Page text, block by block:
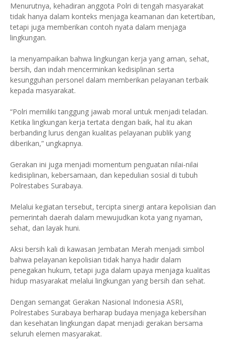
Menurutnya, kehadiran anggota Polri di tengah masyarakat
tidak hanya dalam konteks menjaga keamanan dan ketertiban,
tetapi juga memberikan contoh nyata dalam menjaga
lingkungan.
Ia menyampaikan bahwa lingkungan kerja yang aman, sehat,
bersih, dan indah mencerminkan kedisiplinan serta
kesungguhan personel dalam memberikan pelayanan terbaik
kepada masyarakat.
“Polri memiliki tanggung jawab moral untuk menjadi teladan.
Ketika lingkungan kerja tertata dengan baik, hal itu akan
berbanding lurus dengan kualitas pelayanan publik yang
diberikan,” ungkapnya.
Gerakan ini juga menjadi momentum penguatan nilai-nilai
kedisiplinan, kebersamaan, dan kepedulian sosial di tubuh
Polrestabes Surabaya.
Melalui kegiatan tersebut, tercipta sinergi antara kepolisian dan
pemerintah daerah dalam mewujudkan kota yang nyaman,
sehat, dan layak huni.
Aksi bersih kali di kawasan Jembatan Merah menjadi simbol
bahwa pelayanan kepolisian tidak hanya hadir dalam
penegakan hukum, tetapi juga dalam upaya menjaga kualitas
hidup masyarakat melalui lingkungan yang bersih dan sehat.
Dengan semangat Gerakan Nasional Indonesia ASRI,
Polrestabes Surabaya berharap budaya menjaga kebersihan
dan kesehatan lingkungan dapat menjadi gerakan bersama
seluruh elemen masyarakat.